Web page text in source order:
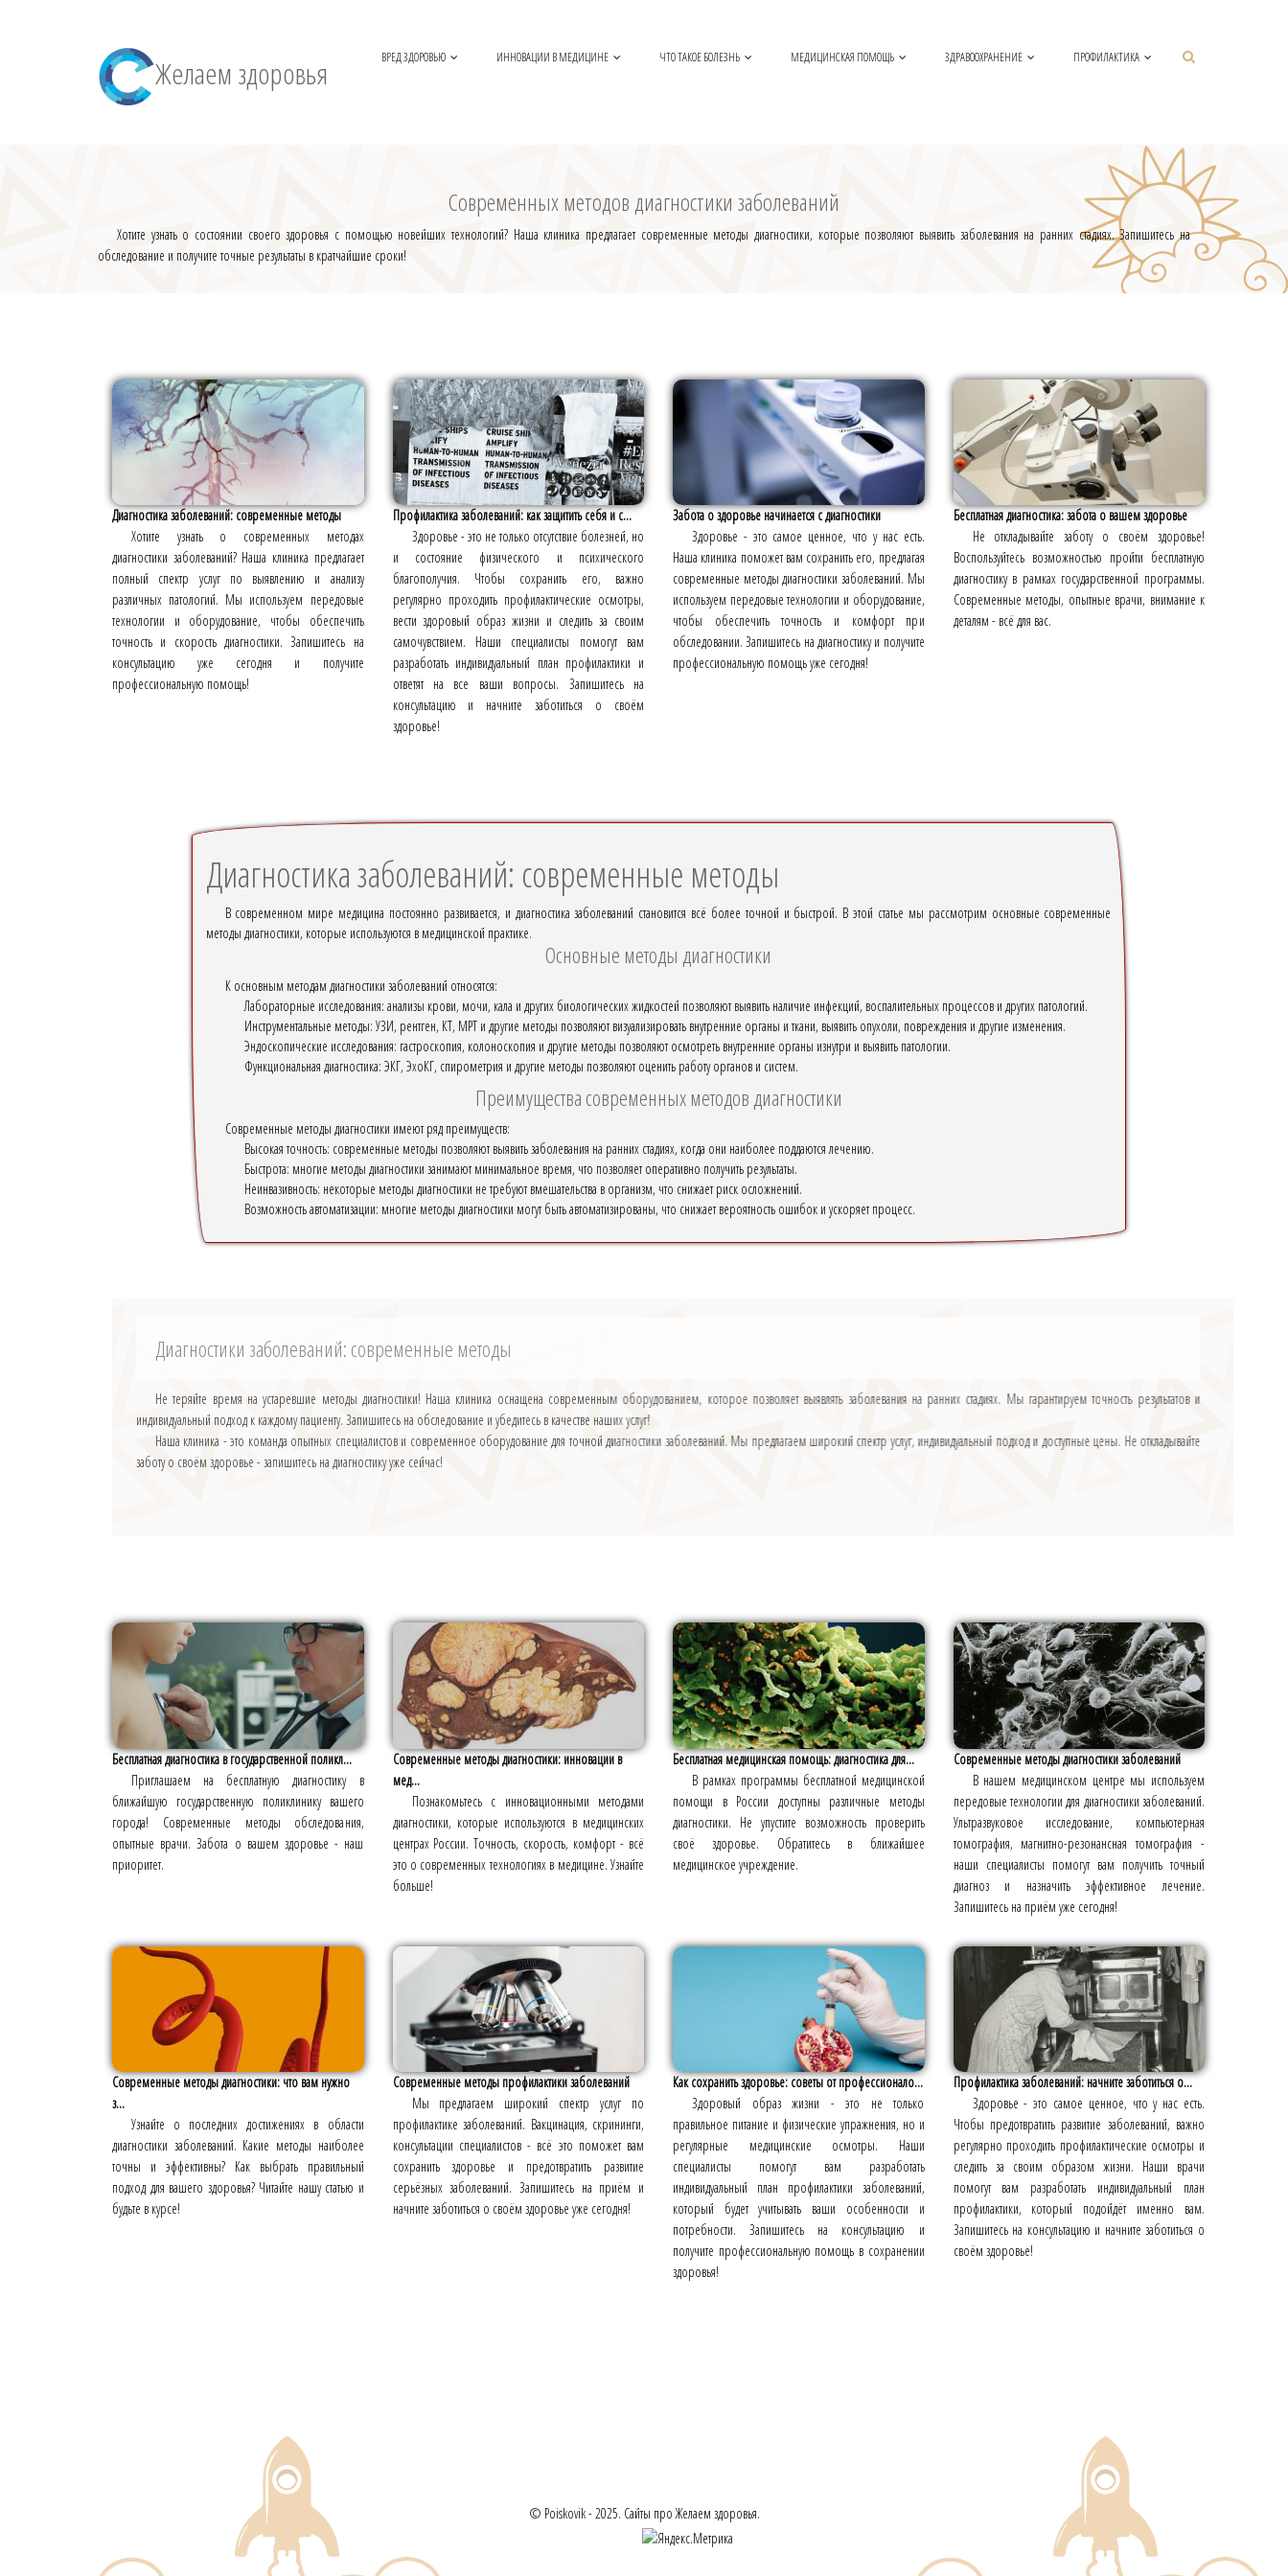
Желаем здоровья ВРЕД ЗДОРОВЬЮ ИННОВАЦИИ В МЕДИЦИНЕ ЧТО ТАКОЕ БОЛЕЗНЬ МЕДИЦИНСКАЯ ПОМОЩЬ ЗДРАВООХРАНЕНИЕ ПРОФИЛАКТИКА
Современных методов диагностики заболеваний
Хотите узнать о состоянии своего здоровья с помощью новейших технологий? Наша клиника предлагает современные методы диагностики, которые позволяют выявить заболевания на ранних стадиях. Запишитесь на
обследование и получите точные результаты в кратчайшие сроки!
Диагностика заболеваний: современные методы
Хотите узнать о современных методах
диагностики заболеваний? Наша клиника предлагает
полный спектр услуг по выявлению и анализу
различных патологий. Мы используем передовые
технологии и оборудование, чтобы обеспечить
точность и скорость диагностики. Запишитесь на
консультацию уже сегодня и получите
профессиональную помощь!
Профилактика заболеваний: как защитить себя и с...
Здоровье - это не только отсутствие болезней, но
и состояние физического и психического
благополучия. Чтобы сохранить его, важно
регулярно проходить профилактические осмотры,
вести здоровый образ жизни и следить за своим
самочувствием. Наши специалисты помогут вам
разработать индивидуальный план профилактики и
ответят на все ваши вопросы. Запишитесь на
консультацию и начните заботиться о своём
здоровье!
Забота о здоровье начинается с диагностики
Здоровье - это самое ценное, что у нас есть.
Наша клиника поможет вам сохранить его, предлагая
современные методы диагностики заболеваний. Мы
используем передовые технологии и оборудование,
чтобы обеспечить точность и комфорт при
обследовании. Запишитесь на диагностику и получите
профессиональную помощь уже сегодня!
Бесплатная диагностика: забота о вашем здоровье
Не откладывайте заботу о своём здоровье!
Воспользуйтесь возможностью пройти бесплатную
диагностику в рамках государственной программы.
Современные методы, опытные врачи, внимание к
деталям - всё для вас.
Диагностика заболеваний: современные методы
В современном мире медицина постоянно развивается, и диагностика заболеваний становится всё более точной и быстрой. В этой статье мы рассмотрим основные современные
методы диагностики, которые используются в медицинской практике.
Основные методы диагностики
К основным методам диагностики заболеваний относятся:
Лабораторные исследования: анализы крови, мочи, кала и других биологических жидкостей позволяют выявить наличие инфекций, воспалительных процессов и других патологий.
Инструментальные методы: УЗИ, рентген, КТ, МРТ и другие методы позволяют визуализировать внутренние органы и ткани, выявить опухоли, повреждения и другие изменения.
Эндоскопические исследования: гастроскопия, колоноскопия и другие методы позволяют осмотреть внутренние органы изнутри и выявить патологии.
Функциональная диагностика: ЭКГ, ЭхоКГ, спирометрия и другие методы позволяют оценить работу органов и систем.
Преимущества современных методов диагностики
Современные методы диагностики имеют ряд преимуществ:
Высокая точность: современные методы позволяют выявить заболевания на ранних стадиях, когда они наиболее поддаются лечению.
Быстрота: многие методы диагностики занимают минимальное время, что позволяет оперативно получить результаты.
Неинвазивность: некоторые методы диагностики не требуют вмешательства в организм, что снижает риск осложнений.
Возможность автоматизации: многие методы диагностики могут быть автоматизированы, что снижает вероятность ошибок и ускоряет процесс.
Диагностики заболеваний: современные методы
Не теряйте время на устаревшие методы диагностики! Наша клиника оснащена современным оборудованием, которое позволяет выявлять заболевания на ранних стадиях. Мы гарантируем точность результатов и
индивидуальный подход к каждому пациенту. Запишитесь на обследование и убедитесь в качестве наших услуг!
Наша клиника - это команда опытных специалистов и современное оборудование для точной диагностики заболеваний. Мы предлагаем широкий спектр услуг, индивидуальный подход и доступные цены. Не откладывайте
заботу о своём здоровье - запишитесь на диагностику уже сейчас!
Бесплатная диагностика в государственной поликл...
Приглашаем на бесплатную диагностику в
ближайшую государственную поликлинику вашего
города! Современные методы обследования,
опытные врачи. Забота о вашем здоровье - наш
приоритет.
Современные методы диагностики: инновации в
мед...
Познакомьтесь с инновационными методами
диагностики, которые используются в медицинских
центрах России. Точность, скорость, комфорт - всё
это о современных технологиях в медицине. Узнайте
больше!
Бесплатная медицинская помощь: диагностика для...
В рамках программы бесплатной медицинской
помощи в России доступны различные методы
диагностики. Не упустите возможность проверить
своё здоровье. Обратитесь в ближайшее
медицинское учреждение.
Современные методы диагностики заболеваний
В нашем медицинском центре мы используем
передовые технологии для диагностики заболеваний.
Ультразвуковое исследование, компьютерная
томография, магнитно-резонансная томография -
наши специалисты помогут вам получить точный
диагноз и назначить эффективное лечение.
Запишитесь на приём уже сегодня!
Современные методы диагностики: что вам нужно
з...
Узнайте о последних достижениях в области
диагностики заболеваний. Какие методы наиболее
точны и эффективны? Как выбрать правильный
подход для вашего здоровья? Читайте нашу статью и
будьте в курсе!
Современные методы профилактики заболеваний
Мы предлагаем широкий спектр услуг по
профилактике заболеваний. Вакцинация, скрининги,
консультации специалистов - всё это поможет вам
сохранить здоровье и предотвратить развитие
серьёзных заболеваний. Запишитесь на приём и
начните заботиться о своём здоровье уже сегодня!
Как сохранить здоровье: советы от профессионало...
Здоровый образ жизни - это не только
правильное питание и физические упражнения, но и
регулярные медицинские осмотры. Наши
специалисты помогут вам разработать
индивидуальный план профилактики заболеваний,
который будет учитывать ваши особенности и
потребности. Запишитесь на консультацию и
получите профессиональную помощь в сохранении
здоровья!
Профилактика заболеваний: начните заботиться о...
Здоровье - это самое ценное, что у нас есть.
Чтобы предотвратить развитие заболеваний, важно
регулярно проходить профилактические осмотры и
следить за своим образом жизни. Наши врачи
помогут вам разработать индивидуальный план
профилактики, который подойдёт именно вам.
Запишитесь на консультацию и начните заботиться о
своём здоровье!
© Poiskovik - 2025. Сайты про Желаем здоровья.